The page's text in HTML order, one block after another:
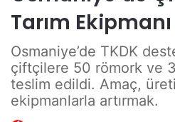
Tarım
Osmaniye’de TKDK
çiftçilere 50 römork ve
teslim edildi. Amaç,
ekipmanlarla artırmak.